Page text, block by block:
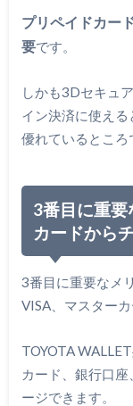
プリペイドカー
要です。
しかも3Dセキュ
イン決済に使え
優れているところ
3番目に重
カードから
3番目に重要なメ
VISA、マスター
TOYOTA
カード、銀行口
ージできます。